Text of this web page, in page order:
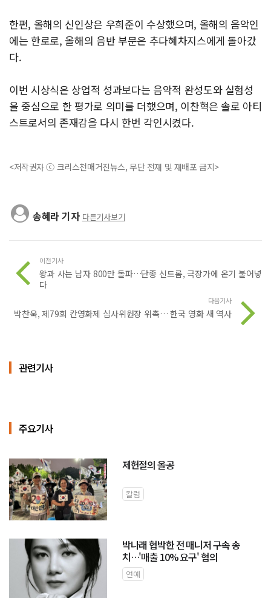
한편, 올해의 신인상은 우희준이 수상했으며, 올해의 음악인
에는 한로로, 올해의 음반 부문은 추다혜차지스에게 돌아갔
다.
이번 시상식은 상업적 성과보다는 음악적 완성도와 실험성
을 중심으로 한 평가로 의미를 더했으며, 이찬혁은 솔로 아티
스트로서의 존재감을 다시 한번 각인시켰다.
<저작권자 ⓒ 크리스천매거진뉴스, 무단 전재 및 재배포 금지>
송혜라 기자 다른기사보기
이전기사
왕과 사는 남자 800만 돌파…단종 신드롬, 극장가에 온기 불어넣
다
다음기사
박찬욱, 제79회 칸영화제 심사위원장 위촉… 한국 영화 새 역사
관련기사
주요기사
제헌절의 올공
칼럼
박나래 협박한 전 매니저 구속 송
치…'매출 10% 요구' 혐의
연예